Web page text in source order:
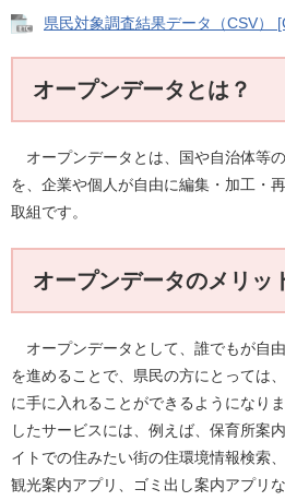
県民対象調査結果データ（CSV）
オープンデータとは？
オープンデータとは、国や自治体等
を、企業や個人が自由に編集・加工・
取組です。
オープンデータのメリッ
オープンデータとして、誰でもが自
を進めることで、県民の方にとっては
に手に入れることができるようになり
したサービスには、例えば、保育所案
イトでの住みたい街の住環境情報検索
観光案内アプリ、ゴミ出し案内アプリな